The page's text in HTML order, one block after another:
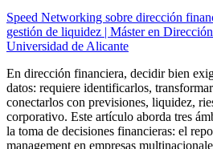
Speed Networking sobre dirección
gestión de liquidez | Máster en
Universidad de Alicante
En dirección financiera, decidir bien
datos: requiere identificarlos,
conectarlos con previsiones, liquidez,
corporativo. Este artículo aborda tres
la toma de decisiones financieras: el
management en empresas